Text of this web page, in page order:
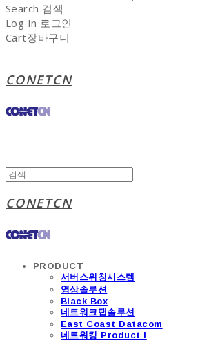
Search 검색
Log In 로그인
Cart장바구니
CONETCN
CONETCN
PRODUCT
서버스위칭시스템
영상솔루션
Black Box
네트워크탭솔루션
East Coast Datacom
네트워킹 Product I